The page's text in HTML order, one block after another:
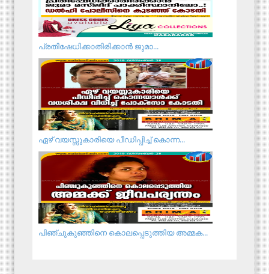
പ്ര​തി​ഷേ​ധി​ക്കാ​തി​രി​ക്കാ​ൻ ജുമാ...
ഏഴ് വയസ്സുകാരിയെ പീഡിപ്പിച്ച് കൊന്ന...
പിഞ്ചുകുഞ്ഞിനെ കൊലപ്പെടുത്തിയ അമ്മക...